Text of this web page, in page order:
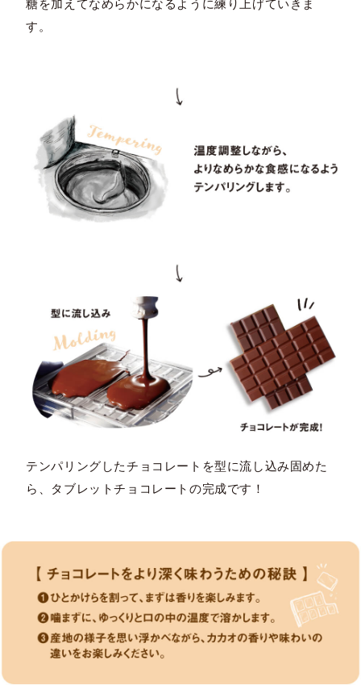
糖を加えてなめらかになるように練り上げていきま
す。
テンパリングしたチョコレートを型に流し込み固めた
ら、タブレットチョコレートの完成です！